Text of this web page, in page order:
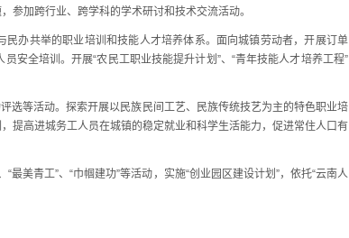
参加跨行业、跨学科的学术研讨和技术交流活动。
办共举的职业培训和技能人才培养体系。面向城镇劳动者，开展订单
安全培训。开展“农民工职业技能提升计划”、“青年技能人才培养工程”
等活动。探索开展以民族民间工艺、民族传统技艺为主的特色职业培
提高进城务工人员在城镇的稳定就业和科学生活能力，促进常住人口有
美青工”、“巾帼建功”等活动，实施“创业园区建设计划”，依托“云南人